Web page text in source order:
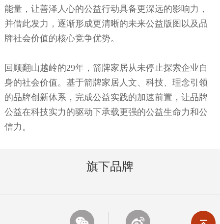
能量，让善泽人心的公益行动具备更深远的影响力，
并借此发力，逐渐形成更清晰的未来公益版图以及品
牌社会价值的核心竞争优势。
回顾翻山越岭的29年，箭牌家居从未停止探索企业自
身的社会价值。基于箭牌家居人文、科技、理念引领
的品牌创新体系，完成公益实践的加速前置，让品牌
公益在科技实力的驱动下承载更强的公益生命力和公
信力。
旗下品牌